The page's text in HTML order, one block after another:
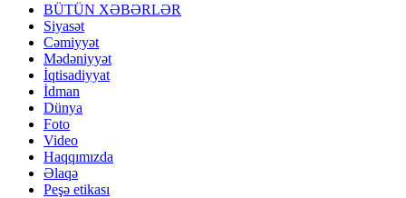
BÜTÜN XƏBƏRLƏR
Siyasət
Cəmiyyət
Mədəniyyət
İqtisadiyyat
İdman
Dünya
Foto
Video
Haqqımızda
Əlaqə
Peşə etikası